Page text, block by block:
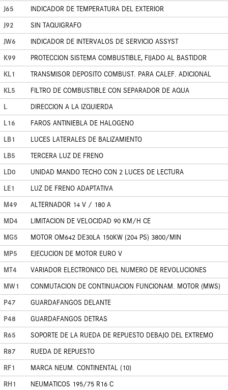
J65
INDICADOR DE TEMPERATURA DEL EXTERIOR
J92
SIN TAQUIGRAFO
JW6
INDICADOR DE INTERVALOS DE SERVICIO ASSYST
K99
PROTECCION SISTEMA COMBUSTIBLE, FIJADO AL BASTIDOR
KL1
TRANSMISOR DEPOSITO COMBUST. PARA CALEF. ADICIONAL
KL5
FILTRO DE COMBUSTIBLE CON SEPARADOR DE AQUA
L
DIRECCION A LA IZQUIERDA
L16
FAROS ANTINIEBLA DE HALOGENO
LB1
LUCES LATERALES DE BALIZAMIENTO
LB5
TERCERA LUZ DE FRENO
LD0
UNIDAD MANDO TECHO CON 2 LUCES DE LECTURA
LE1
LUZ DE FRENO ADAPTATIVA
M49
ALTERNADOR 14 V / 180 A
MD4
LIMITACION DE VELOCIDAD 90 KM/H CE
MG5
MOTOR OM642 DE30LA 150KW (204 PS) 3800/MIN
MP5
EJECUCION DE MOTOR EURO V
MT4
VARIADOR ELECTRONICO DEL NUMERO DE REVOLUCIONES
MW1
CONMUTACION DE CONTINUACION FUNCIONAM. MOTOR (MWS)
P47
GUARDAFANGOS DELANTE
P48
GUARDAFANGOS DETRAS
R65
SOPORTE DE LA RUEDA DE REPUESTO DEBAJO DEL EXTREMO
R87
RUEDA DE REPUESTO
RF1
MARCA NEUM. CONTINENTAL (10)
RH1
NEUMATICOS 195/75 R16 C